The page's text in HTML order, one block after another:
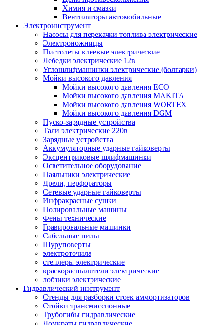
Химия и смазки
Вентиляторы автомобильные
Электроинструмент
Насосы для перекачки топлива электрические
Электроножницы
Пистолеты клеевые электрические
Лебедки электрические 12в
Углошлифмашинки электрические (болгарки)
Мойки высокого давления
Мойки высокого давления ECO
Мойки высокого давления MAKITA
Мойки высокого давления WORTEX
Мойки высокого давления DGM
Пуско-зарядные устройства
Тали электрические 220в
Зарядные устройства
Аккумуляторные ударные гайковерты
Эксцентриковые шлифмашинки
Осветительное оборудование
Паяльники электрические
Дрели, перфораторы
Сетевые ударные гайковерты
Инфракрасные сушки
Полировальные машины
Фены технические
Гравировальные машинки
Сабельные пилы
Шуруповерты
электроточила
степлеры электрические
краскораспылители электрические
лобзики электрические
Гидравлический инструмент
Стенды для разборки стоек аммортизаторов
Стойки трансмиссионные
Трубогибы гидравлические